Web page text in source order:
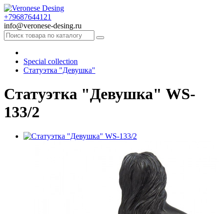
+79687644121
info@veronese-desing.ru
Special collection
Статуэтка "Девушка"
Статуэтка "Девушка" WS-
133/2